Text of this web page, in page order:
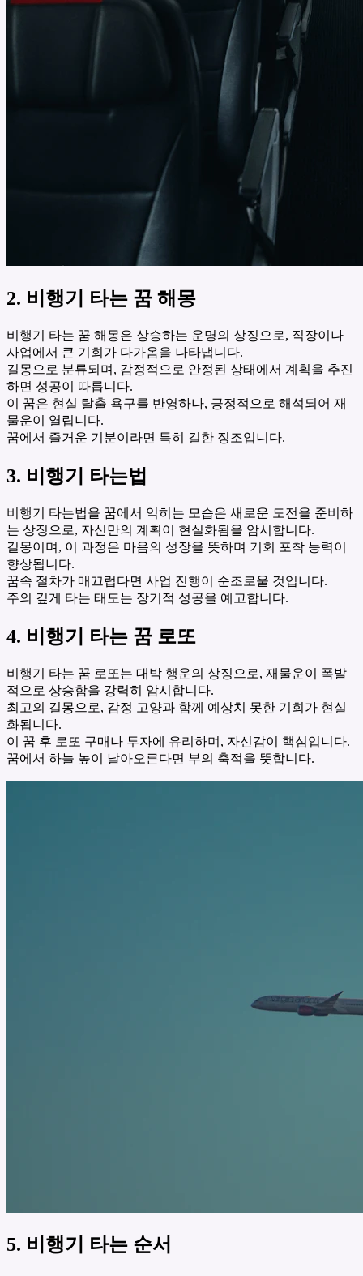
2. 비행기 타는 꿈 해몽
비행기 타는 꿈 해몽은 상승하는 운명의 상징으로, 직장이나
사업에서 큰 기회가 다가옴을 나타냅니다.
길몽으로 분류되며, 감정적으로 안정된 상태에서 계획을 추진
하면 성공이 따릅니다.
이 꿈은 현실 탈출 욕구를 반영하나, 긍정적으로 해석되어 재
물운이 열립니다.
꿈에서 즐거운 기분이라면 특히 길한 징조입니다.
3. 비행기 타는법
비행기 타는법을 꿈에서 익히는 모습은 새로운 도전을 준비하
는 상징으로, 자신만의 계획이 현실화됨을 암시합니다.
길몽이며, 이 과정은 마음의 성장을 뜻하며 기회 포착 능력이
향상됩니다.
꿈속 절차가 매끄럽다면 사업 진행이 순조로울 것입니다.
주의 깊게 타는 태도는 장기적 성공을 예고합니다.
4. 비행기 타는 꿈 로또
비행기 타는 꿈 로또는 대박 행운의 상징으로, 재물운이 폭발
적으로 상승함을 강력히 암시합니다.
최고의 길몽으로, 감정 고양과 함께 예상치 못한 기회가 현실
화됩니다.
이 꿈 후 로또 구매나 투자에 유리하며, 자신감이 핵심입니다.
꿈에서 하늘 높이 날아오른다면 부의 축적을 뜻합니다.
5. 비행기 타는 순서